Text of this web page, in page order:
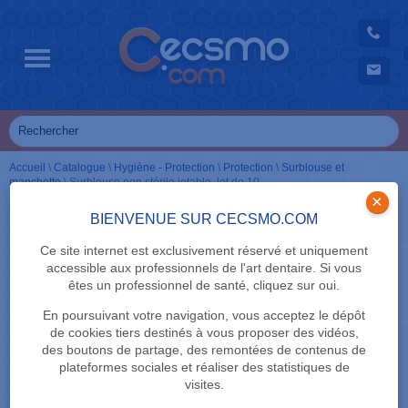
BIENVENUE SUR CECSMO.COM
Ce site internet est exclusivement réservé et uniquement
accessible aux professionnels de l'art dentaire. Si vous
êtes un professionnel de santé, cliquez sur oui.
En poursuivant votre navigation, vous acceptez le dépôt
de cookies tiers destinés à vous proposer des vidéos,
des boutons de partage, des remontées de contenus de
plateformes sociales et réaliser des statistiques de
visites.
×
Accueil \ Catalogue \ Hygiène - Protection \ Protection \ Surblouse et
manchette\Surblouse non stérile jetable, lot de 10